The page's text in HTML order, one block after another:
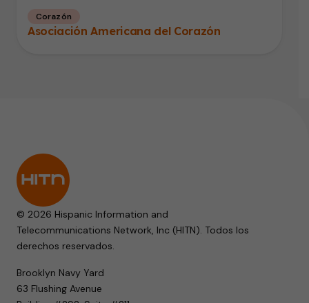
Corazón
Asociación Americana del Corazón
© 2026 Hispanic Information and
Telecommunications Network, Inc (HITN). Todos los
derechos reservados.
Brooklyn Navy Yard
63 Flushing Avenue